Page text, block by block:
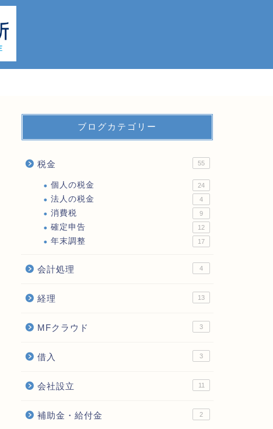
ブログカテゴリー
税金 55
個人の税金 24
法人の税金 4
消費税 9
確定申告 12
年末調整 17
会計処理 4
経理 13
MFクラウド 3
借入 3
会社設立 11
補助金・給付金 2